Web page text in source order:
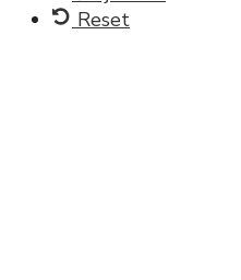
Reset